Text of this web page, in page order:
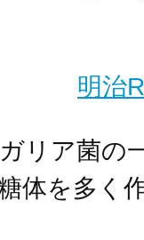
明治
リア菌の
体を多く